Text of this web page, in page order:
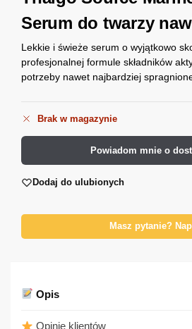
Serum do twarzy
Lekkie i świeże serum o wyjątkowo
profesjonalnej formule składników
potrzeby nawet najbardziej
Brak w magazynie
Powiadom mnie o
Dodaj do ulubionych
Masz pytanie?
Opis
Opinie klientów